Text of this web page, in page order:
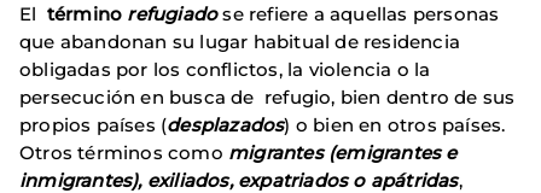
El término refugiado se refiere a aquellas personas
que abandonan su lugar habitual de residencia
obligadas por los conflictos, la violencia o la
persecución en busca de refugio, bien dentro de sus
propios países (desplazados) o bien en otros países.
Otros términos como migrantes (emigrantes e
inmigrantes), exiliados, expatriados o apátridas,